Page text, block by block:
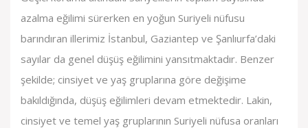
azalma eğilimi sürerken en yoğun Suriyeli nüfusu
barındıran illerimiz İstanbul, Gaziantep ve Şanlıurfa’daki
sayılar da genel düşüş eğilimini yansıtmaktadır. Benzer
şekilde; cinsiyet ve yaş gruplarına göre değişime
bakıldığında, düşüş eğilimleri devam etmektedir. Lakin,
cinsiyet ve temel yaş gruplarının Suriyeli nüfusa oranları